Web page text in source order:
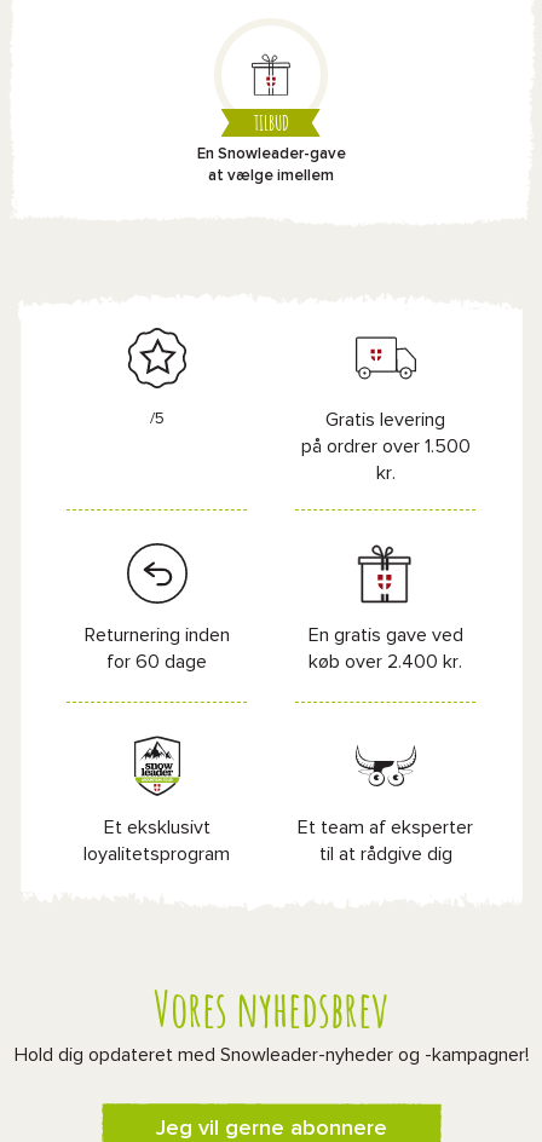
TILBUD
En Snowleader-gave
at vælge imellem
/5
Gratis levering
på ordrer over 1.500
kr.
Returnering inden
for 60 dage
En gratis gave ved
køb over 2.400 kr.
Et eksklusivt
loyalitetsprogram
Et team af eksperter
til at rådgive dig
Vores nyhedsbrev
Hold dig opdateret med Snowleader-nyheder og -kampagner!
Jeg vil gerne abonnere